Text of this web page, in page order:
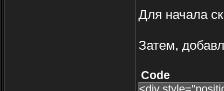
Для начала
Затем,
Code